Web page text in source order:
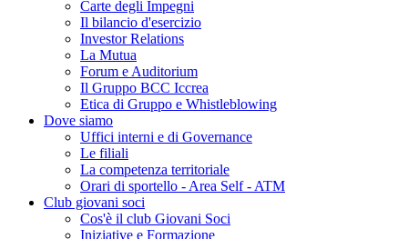
Carte degli Impegni
Il bilancio d'esercizio
Investor Relations
La Mutua
Forum e Auditorium
Il Gruppo BCC Iccrea
Etica di Gruppo e Whistleblowing
Dove siamo
Uffici interni e di Governance
Le filiali
La competenza territoriale
Orari di sportello - Area Self - ATM
Club giovani soci
Cos'è il club Giovani Soci
Iniziative e Formazione